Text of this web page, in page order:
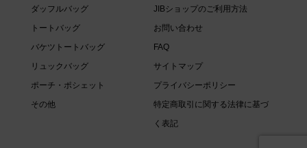
ダッフルバッグ
トートバッグ
バケツトートバッグ
リュックバッグ
ポーチ・ポシェット
その他
JIBショップのご利用方法
お問い合わせ
FAQ
サイトマップ
プライバシーポリシー
特定商取引に関する法律に基づ
く表記